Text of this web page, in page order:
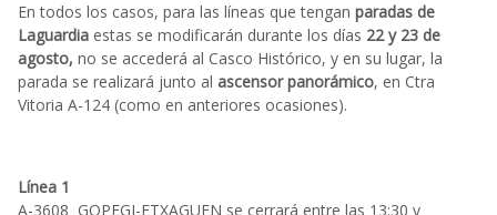
En todos los casos, para las líneas que tengan paradas de
Laguardia estas se modificarán durante los días 22 y 23 de
agosto, no se accederá al Casco Histórico, y en su lugar, la
parada se realizará junto al ascensor panorámico, en Ctra
Vitoria A-124 (como en anteriores ocasiones).
Línea 1
A-3608 GOPEGI-ETXAGUEN se cerrará entre las 13:30 y